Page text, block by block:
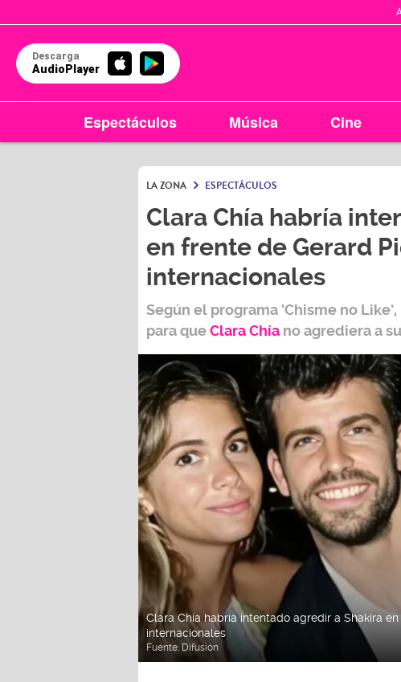
Descarga
AudioPlayer
Espectáculos Música Cine
LA ZONA ESPECTÁCULOS
Clara Chía habría
en frente de Gerard
internacionales
Según el programa ‘Chisme no Like’
para queClara Chía no agrediera a
Clara Chía habría intentado agredir a Shakira
internacionales
Fuente: Difusión